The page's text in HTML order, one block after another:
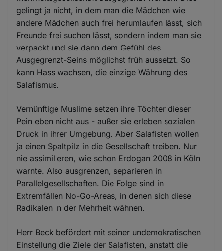
gelingt ja nicht, in dem man die Mädchen wie
andere Mädchen auch frei herumlaufen lässt, sich
Freunde frei suchen lässt, sondern indem man sie
verpackt und sie dann dem Gefühl des
Ausgegrenzt-Seins möglichst früh aussetzt. So
kann Hass wachsen, die einzige Währung des
Salafismus.
Vernünftige Muslime setzen ihre Töchter dieser
Pein eben nicht aus - außer sie erleben sozialen
Druck in ihrer Umgebung. Aber Salafisten wollen
ja einen Spaltpilz in die Gesellschaft treiben. Nur
nie assimilieren, wie schon Erdogan 2008 in Köln
warnte. Also ausgrenzen, separieren in
Parallelgesellschaften. Die Folge sind in
Extremfällen No-Go-Areas, in denen sich diese
Radikalen in der Mehrheit wähnen.
Herr Beck befördert mit seiner undemokratischen
Einstellung die Ziele der Salafisten, anstatt die